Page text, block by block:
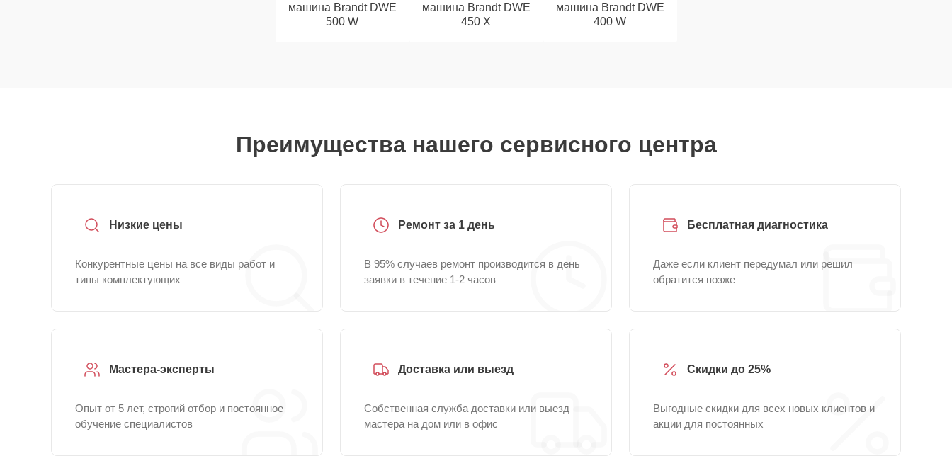
машина Brandt DWE
500 W
машина Brandt DWE
450 X
машина Brandt DWE
400 W
Преимущества нашего сервисного центра
Низкие цены
Конкурентные цены на все виды работ и
типы комплектующих
Ремонт за 1 день
В 95% случаев ремонт производится в день
заявки в течение 1-2 часов
Бесплатная диагностика
Даже если клиент передумал или решил
обратится позже
Мастера-эксперты
Опыт от 5 лет, строгий отбор и постоянное
обучение специалистов
Доставка или выезд
Собственная служба доставки или выезд
мастера на дом или в офис
Скидки до 25%
Выгодные скидки для всех новых клиентов и
акции для постоянных